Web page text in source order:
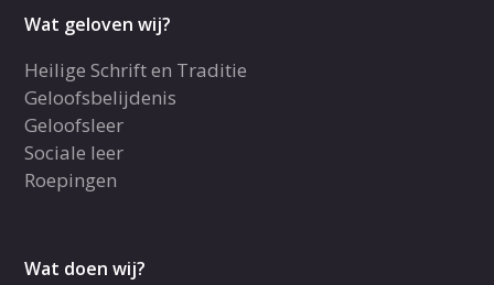
Wat geloven wij?
Heilige Schrift en Traditie
Geloofsbelijdenis
Geloofsleer
Sociale leer
Roepingen
Wat doen wij?